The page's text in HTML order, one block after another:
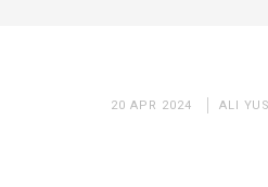
20 APR 2024 ALI